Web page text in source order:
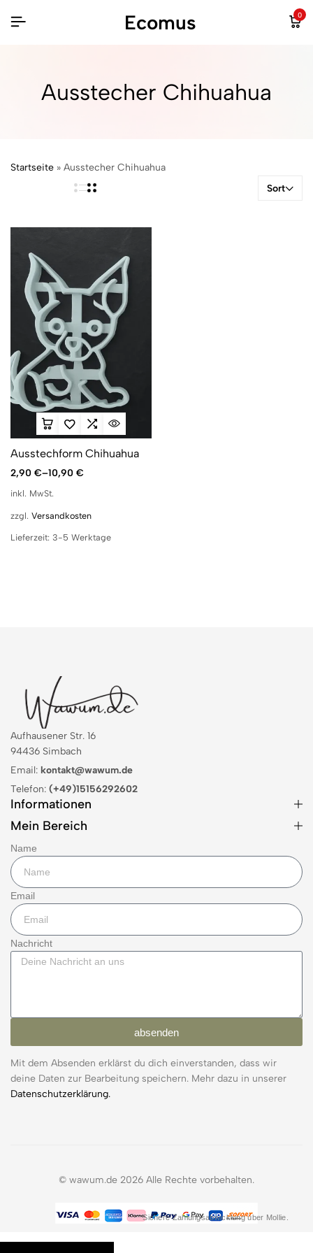
Ecomus 0
Ausstecher Chihuahua
Startseite » Ausstecher Chihuahua
Sort
Ausstechform Chihuahua
2,90 €–10,90 €
inkl. MwSt.
zzgl. Versandkosten
Lieferzeit: 3-5 Werktage
Aufhausener Str. 16
94436 Simbach
Email: kontakt@wawum.de
Telefon: (+49)15156292602
Informationen
Mein Bereich
Name
Email
Nachricht
absenden
Mit dem Absenden erklärst du dich einverstanden, dass wir
deine Daten zur Bearbeitung speichern. Mehr dazu in unserer
Datenschutzerklärung.
© wawum.de 2026 Alle Rechte vorbehalten.
Sichere Zahlungsabwicklung über Mollie.